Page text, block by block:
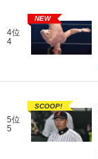
4位
4
NEW
5位
5
SCOOP!